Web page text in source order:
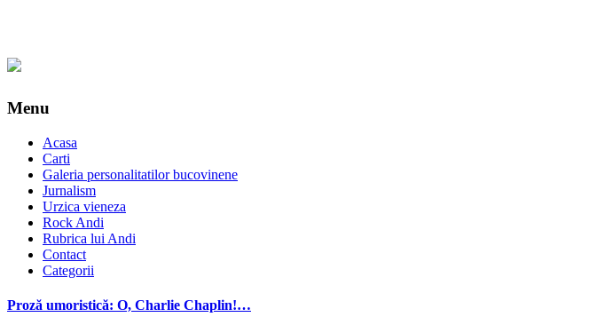
Menu
Acasa
Carti
Galeria personalitatilor bucovinene
Jurnalism
Urzica vieneza
Rock Andi
Rubrica lui Andi
Contact
Categorii
Proză umoristică: O, Charlie Chaplin!…